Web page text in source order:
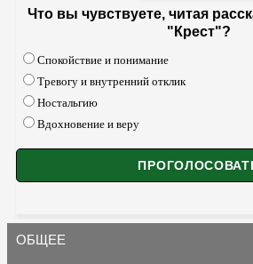
Что вы чувствуете, читая
"Крест"?
Спокойствие и понимание
Тревогу и внутренний отклик
Ностальгию
Вдохновение и веру
ОБЩЕЕ